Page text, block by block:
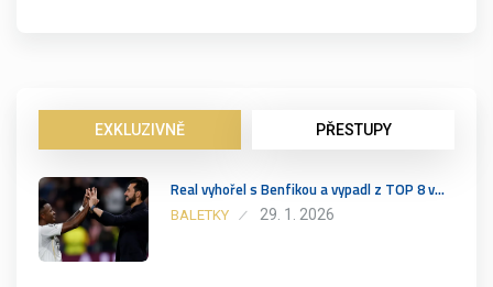
EXKLUZIVNĚ PŘESTUPY
Real vyhořel s Benfikou a vypadl z TOP 8 v…
BALETKY 29. 1. 2026